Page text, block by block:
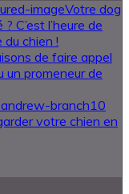
Votre dog
C’est l’heure de
du chien !
de faire appel
un promeneur de
10
votre chien en